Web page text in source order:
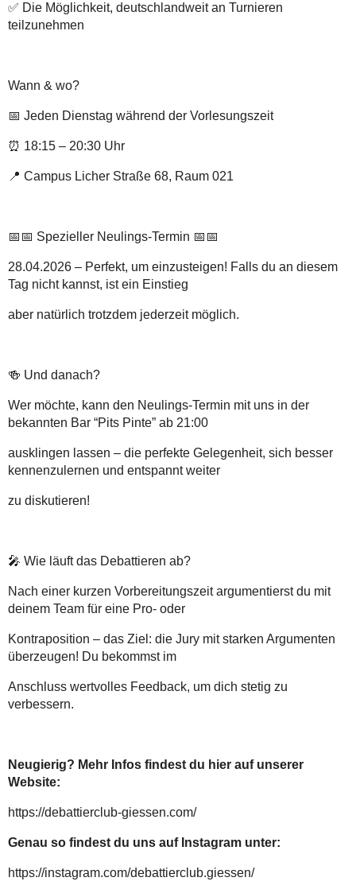
✅ Die Möglichkeit, deutschlandweit an Turnieren
teilzunehmen
Wann & wo?
📅 Jeden Dienstag während der Vorlesungszeit
⏰ 18:15 – 20:30 Uhr
📍 Campus Licher Straße 68, Raum 021
📅📅 Spezieller Neulings-Termin 📅📅
28.04.2026– Perfekt, um einzusteigen! Falls du an diesem
Tag nicht kannst, ist ein Einstieg
aber natürlich trotzdem jederzeit möglich.
🍻 Und danach?
Wer möchte, kann den Neulings-Termin mit uns in der
bekannten Bar “Pits Pinte” ab 21:00
ausklingen lassen – die perfekte Gelegenheit, sich besser
kennenzulernen und entspannt weiter
zu diskutieren!
🎤 Wie läuft das Debattieren ab?
Nach einer kurzen Vorbereitungszeit argumentierst du mit
deinem Team für eine Pro- oder
Kontraposition – das Ziel: die Jury mit starken Argumenten
überzeugen! Du bekommst im
Anschluss wertvolles Feedback, um dich stetig zu
verbessern.
Neugierig? Mehr Infos findest du hier auf unserer
Website:
https://debattierclub-giessen.com/
Genau so findest du uns auf Instagram unter:
https://instagram.com/debattierclub.giessen/